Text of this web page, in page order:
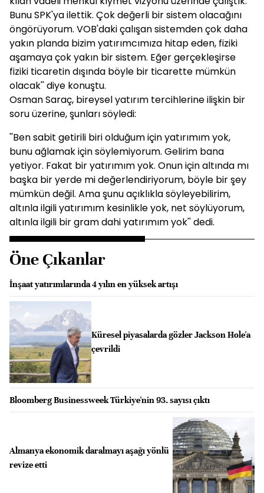
Bunu SPK'ya ilettik. Çok değerli bir sistem olacağını
öngörüyorum. VOB'daki çalışan sistemden çok daha
yakın planda bizim yatırımcımıza hitap eden, fiziki
aşamaya çok yakın bir sistem. Eğer gerçekleşirse
fiziki ticaretin dışında böyle bir ticarette mümkün
olacak'' diye konuştu.
Osman Saraç, bireysel yatırım tercihlerine ilişkin bir
soru üzerine, şunları söyledi:
''Ben sabit getirili biri olduğum için yatırımım yok,
bunu ağlamak için söylemiyorum. Gelirim bana
yetiyor. Fakat bir yatırımım yok. Onun için altında mı
başka bir yerde mi değerlendiriyorum, böyle bir şey
mümkün değil. Ama şunu açıklıkla söyleyebilirim,
altınla ilgili yatırımım kesinlikle yok, net söylüyorum,
altınla ilgili bir gram dahi yatırımım yok'' dedi.
Öne Çıkanlar
İnşaat yatırımlarında 4 yılın en yüksek artışı
Küresel piyasalarda gözler Jackson Hole'a
çevrildi
Bloomberg Businessweek Türkiye'nin 93. sayısı çıktı
Almanya ekonomik daralmayı aşağı yönlü
revize etti